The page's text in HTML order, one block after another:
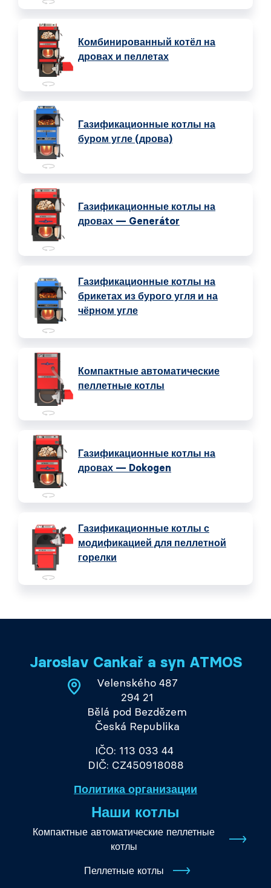
Комбинированный котёл на
дровах и пеллетах
Газификационные котлы на
буром угле (дрова)
Газификационные котлы на
дровах — Generátor
Газификационные котлы на
брикетах из бурого угля и на
чёрном угле
Компактные автоматические
пеллетные котлы
Газификационные котлы на
дровах — Dokogen
Газификационные котлы с
модификацией для пеллетной
горелки
Jaroslav Cankař a syn ATMOS
Velenského 487
294 21
Bělá pod Bezdězem
Česká Republika
IČO: 113 033 44
DIČ: CZ450918088
Политика организации
Наши котлы
Компактные автоматические пеллетные
котлы
Пеллетные котлы